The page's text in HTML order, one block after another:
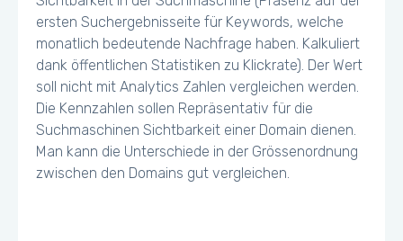
ersten Suchergebnisseite für Keywords, welche
monatlich bedeutende Nachfrage haben. Kalkuliert
dank öffentlichen Statistiken zu Klickrate). Der Wert
soll nicht mit Analytics Zahlen vergleichen werden.
Die Kennzahlen sollen Repräsentativ für die
Suchmaschinen Sichtbarkeit einer Domain dienen.
Man kann die Unterschiede in der Grössenordnung
zwischen den Domains gut vergleichen.